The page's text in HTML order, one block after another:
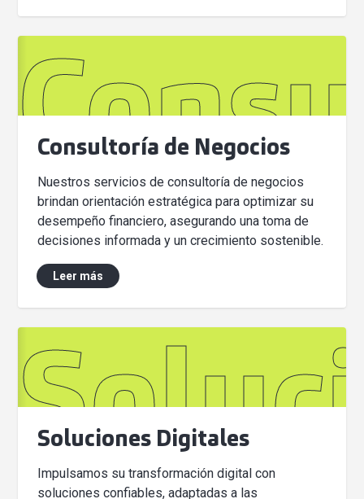
Consultoría de Negocios
Nuestros servicios de consultoría de negocios
brindan orientación estratégica para optimizar su
desempeño financiero, asegurando una toma de
decisiones informada y un crecimiento sostenible.
Leer más
Soluciones Digitales
Impulsamos su transformación digital con
soluciones confiables, adaptadas a las